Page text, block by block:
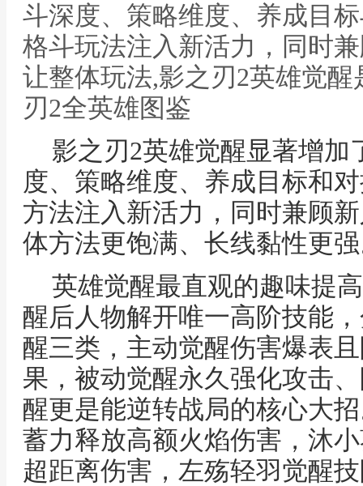
斗深度、策略维度、养成目
格斗玩法注入新活力，同时
让整体玩法,影之刃2英雄觉
刃2全英雄图鉴
影之刃2英雄觉醒显著增
度、策略维度、养成目标和
方法注入新活力，同时兼顾
体方法更饱满、长线黏性更
英雄觉醒最直观的趣味提
醒后人物解开唯一高阶技能
醒三类，主动觉醒伤害爆表
果，被动觉醒永久强化攻击
醒更是能逆转战局的核心大
蓄力释放高额火焰伤害，沐
超距离伤害，左殇轻羽觉醒